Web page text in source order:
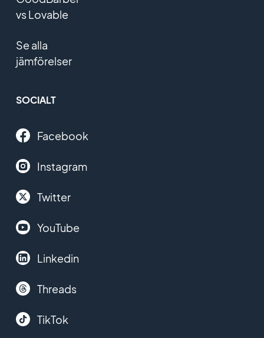
vs Lovable
Se alla
jämförelser
SOCIALT
Facebook
Instagram
Twitter
YouTube
Linkedin
Threads
TikTok